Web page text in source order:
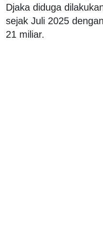
Djaka diduga
sejak Juli 2025
21 miliar.